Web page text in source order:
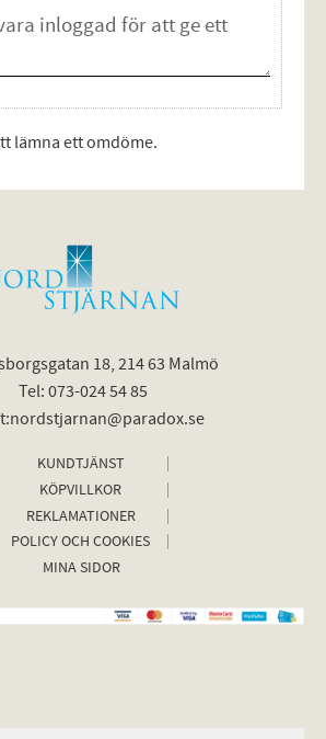
lämna ett omdöme.
18, 214 63 Malmö
Tel: 073-024 54 85
KUNDTJÄNST
KÖPVILLKOR
REKLAMATIONER
POLICY OCH COOKIES
MINA SIDOR